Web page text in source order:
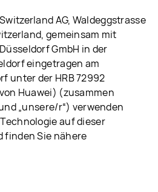
AG, Waldeggstrasse
gemeinsam mit
GmbH in der
eingetragen am
unter der HRB 72992
Huawei) (zusammen
und „unsere/r“) verwenden
auf dieser
finden Sie nähere